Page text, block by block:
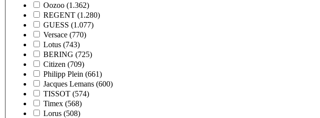
Oozoo (1.362)
REGENT (1.280)
GUESS (1.077)
Versace (770)
Lotus (743)
BERING (725)
Citizen (709)
Philipp Plein (661)
Jacques Lemans (600)
TISSOT (574)
Timex (568)
Lorus (508)